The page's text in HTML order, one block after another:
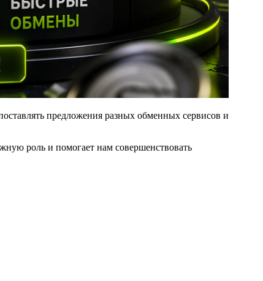
предложения разных обменных сервисов и
роль и помогает нам совершенствовать